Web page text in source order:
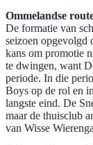
Ommelandse
De formatie van
seizoen opgevolgd
kans om promotie
te dwingen, want
periode. In die
Boys op de rol en
langste eind. De
maar de thuisclub
van Wisse